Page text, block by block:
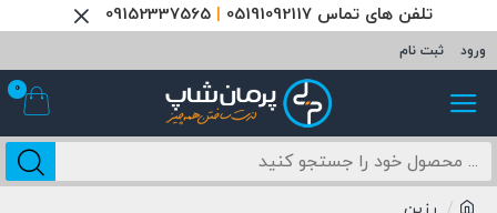
تلفن های تماس 05191092117 09152337565
ورود ثبت نام
0